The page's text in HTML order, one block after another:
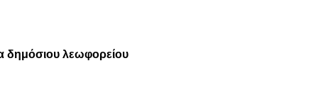
δημόσιου λεωφορείου